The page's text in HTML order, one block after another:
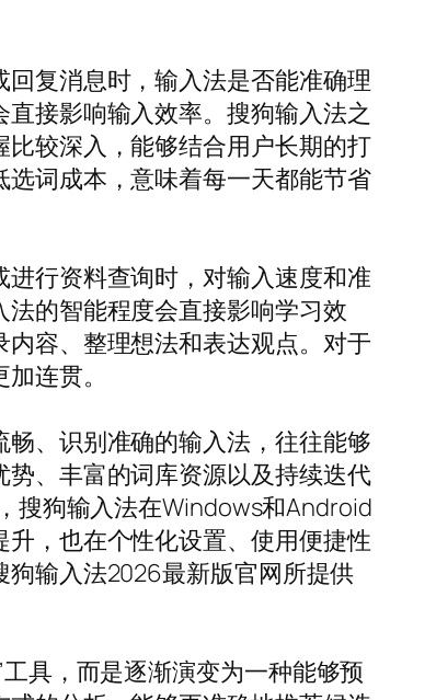
复消息时，输入法是否能准确理
接影响输入效率。搜狗输入法之
较深入，能够结合用户长期的打
词成本，意味着每一天都能节省
行资料查询时，对输入速度和准
的智能程度会直接影响学习效
容、整理想法和表达观点。对于
连贯。
、识别准确的输入法，往往能够
、丰富的词库资源以及持续迭代
搜狗输入法在Windows和Android
，也在个性化设置、使用便捷性
输入法2026最新版官网所提供
具，而是逐渐演变为一种能够预